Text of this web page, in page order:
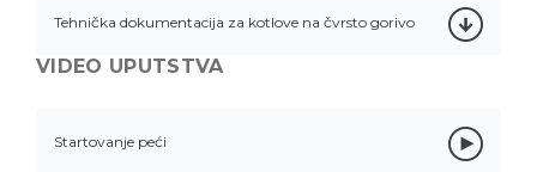
Tehnička dokumentacija za kotlove na čvrsto gorivo
VIDEO UPUTSTVA
Startovanje peći